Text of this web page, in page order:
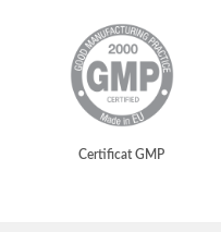
Certificat GMP